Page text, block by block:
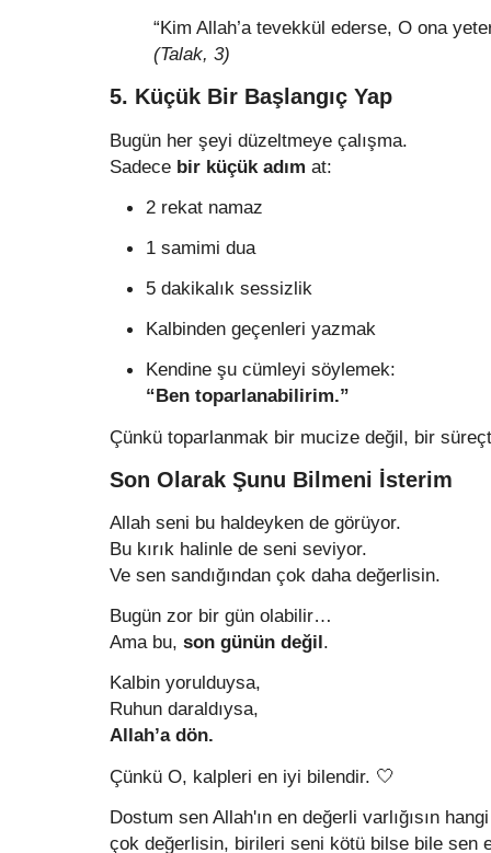
“Kim Allah’a tevekkül ederse, O ona
(Talak, 3)
5. Küçük Bir Başlangıç Yap
Bugün her şeyi düzeltmeye çalışma.
Sadece bir küçük adım at:
2 rekat namaz
1 samimi dua
5 dakikalık sessizlik
Kalbinden geçenleri yazmak
Kendine şu cümleyi söylemek:
“Ben toparlanabilirim.”
Çünkü toparlanmak bir mucize değil, bir
Son Olarak Şunu Bilmeni İsterim
Allah seni bu haldeyken de görüyor.
Bu kırık halinle de seni seviyor.
Ve sen sandığından çok daha değerlisin.
Bugün zor bir gün olabilir…
Ama bu, son günün değil.
Kalbin yorulduysa,
Ruhun daraldıysa,
Allah’a dön.
Çünkü O, kalpleri en iyi bilendir. 🤍
Dostum sen Allah'ın en değerli varlığısın
çok değerlisin, birileri seni kötü bilse bile sen